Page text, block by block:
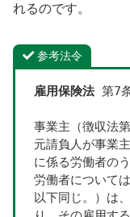
れるのです。
参考法令
雇用保険法 第7
事業主（徴収法
元請負人が事業
に係る労働者の
労働者について
以下同じ。）は